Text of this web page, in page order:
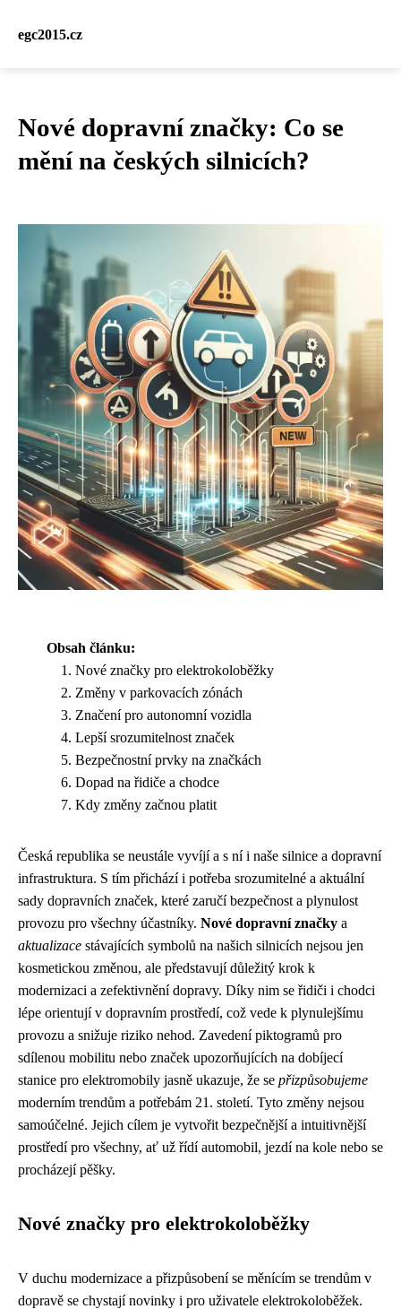
egc2015.cz
Nové dopravní značky: Co se
mění na českých silnicích?
Obsah článku:
Nové značky pro elektrokoloběžky
Změny v parkovacích zónách
Značení pro autonomní vozidla
Lepší srozumitelnost značek
Bezpečnostní prvky na značkách
Dopad na řidiče a chodce
Kdy změny začnou platit
Česká republika se neustále vyvíjí a s ní i naše silnice a dopravní
infrastruktura. S tím přichází i potřeba srozumitelné a aktuální
sady dopravních značek, které zaručí bezpečnost a plynulost
provozu pro všechny účastníky. Nové dopravní značky a
aktualizace stávajících symbolů na našich silnicích nejsou jen
kosmetickou změnou, ale představují důležitý krok k
modernizaci a zefektivnění dopravy. Díky nim se řidiči i chodci
lépe orientují v dopravním prostředí, což vede k plynulejšímu
provozu a snižuje riziko nehod. Zavedení piktogramů pro
sdílenou mobilitu nebo značek upozorňujících na dobíjecí
stanice pro elektromobily jasně ukazuje, že se přizpůsobujeme
moderním trendům a potřebám 21. století. Tyto změny nejsou
samoúčelné. Jejich cílem je vytvořit bezpečnější a intuitivnější
prostředí pro všechny, ať už řídí automobil, jezdí na kole nebo se
procházejí pěšky.
Nové značky pro elektrokoloběžky
V duchu modernizace a přizpůsobení se měnícím se trendům v
dopravě se chystají novinky i pro uživatele elektrokoloběžek.